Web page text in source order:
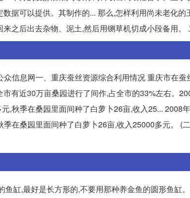
据可以提供。其制作的... 那么,怎样利用尚未老化的
之后出去杂物、泥土,然后用铡草机切成小段备用。
信息网一、重庆蚕丝资源综合利用情况 重庆市在
有近30万亩桑园进行了间作,占全市的33%左右。
,秋季在桑园里面间种了白萝卜26亩,收入25... 2008
在桑园里面间种了白萝卜26亩,收入25000多元。 (
缸,最好是长方形的,不要用那种养金鱼的圆形鱼缸